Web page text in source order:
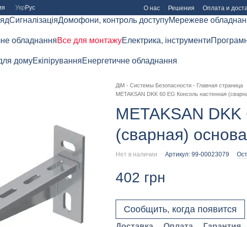
Укр Рус О нас Решения Оплата и
СигналізаціяДомофони, контроль доступуМережеве
обладнанняВсе для монтажуЕлектрика, інструменти
домуЕкіпіруванняЕнергетичне обладнання
ДіМ - Системы Безопасности - Главная страница
METAKSAN DKK 60 EG Консоль настенная
METAKSAN
(сварная)
Нет в наличии Артикул: 99-00023079
402 грн
Сообщить, когда появится